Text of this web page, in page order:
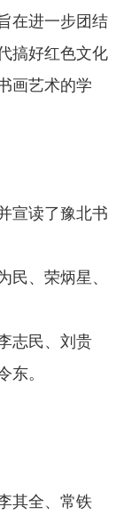
在进一步团结
搞好红色文化
画艺术的学
宣读了豫北书
、荣炳星、
志民、刘贵
东。
其全、常铁